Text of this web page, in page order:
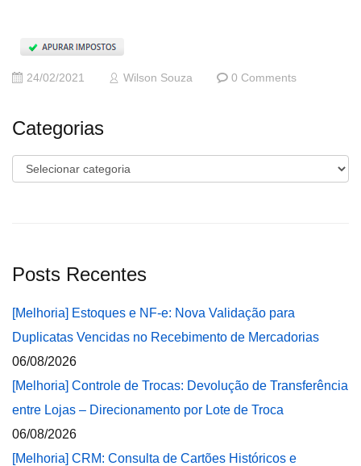
24/02/2021 Wilson Souza 0 Comments
Categorias
Categorias
Posts Recentes
[Melhoria] Estoques e NF-e: Nova Validação para
Duplicatas Vencidas no Recebimento de Mercadorias
06/08/2026
[Melhoria] Controle de Trocas: Devolução de Transferência
entre Lojas – Direcionamento por Lote de Troca
06/08/2026
[Melhoria] CRM: Consulta de Cartões Históricos e